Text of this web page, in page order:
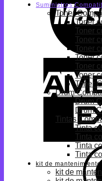
Suministros
Toner
Toner
Toner
Toner
Toner
Toner
Toner
Toner
Toner
Drum
Drum
Drum
Tintas
Tinta
Tinta
Tinta
Tinta
kit de mantenimiento
kit de